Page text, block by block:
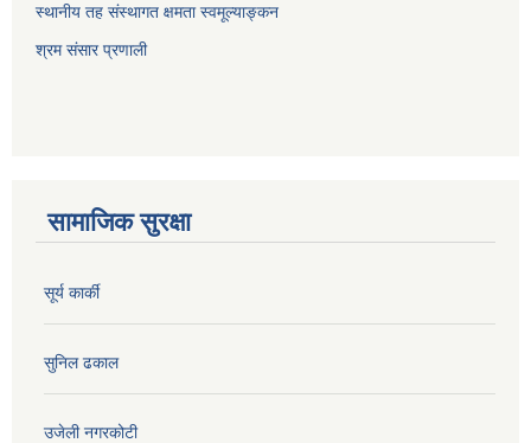
स्थानीय तह संस्थागत क्षमता स्वमूल्याङ्कन
श्रम संसार प्रणाली
सामाजिक सुरक्षा
सूर्य कार्की
सुनिल ढकाल
उजेली नगरकोटी